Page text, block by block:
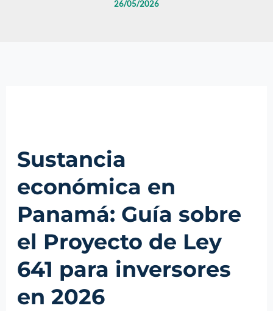
26/05/2026
Sustancia
económica en
Panamá: Guía sobre
el Proyecto de Ley
641 para inversores
en 2026